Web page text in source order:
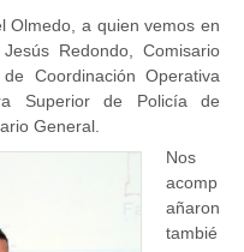
Olmedo, a quien vemos en
Redondo, Comisario
Coordinación Operativa
Superior de Policía de
General.
Nos
acomp
añaron
tambié